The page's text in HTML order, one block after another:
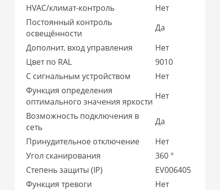
HVAC/климат-контроль
Нет
Постоянный контроль
освещённости
Да
Дополнит. вход управления
Нет
Цвет по RAL
9010
С сигнальным устройством
Нет
Функция определения
оптимального значения яркости
Нет
Возможность подключения в
сеть
Да
Принудительное отключение
Нет
Угол сканирования
360 °
Степень защиты (IP)
EV006405
Функция тревоги
Нет